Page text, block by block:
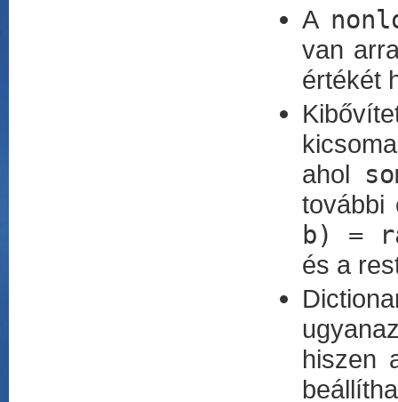
A
van
értékét
ahol
további
b) =
és a
hiszen